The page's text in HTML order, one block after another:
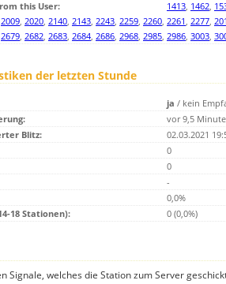
this User:
1413, 1462,
2009, 2020, 2140, 2143, 2243, 2259, 2260, 2261, 2277,
2679, 2682, 2683, 2684, 2686, 2968, 2985, 2986, 3003,
der letzten Stunde
ja / kein
vor 9,5
Blitz:
02.03.2021
0
0
-
0,0%
18 Stationen):
0 (0,0%)
Signale, welches die Station zum Server